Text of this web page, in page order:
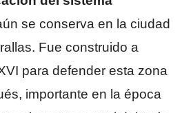
se conserva en la ciudad
Fue construido a
para defender esta zona
importante en la época